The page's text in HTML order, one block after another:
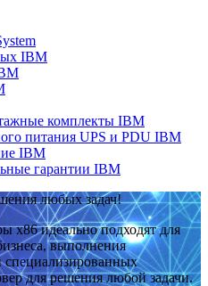
IBM
комплекты IBM
питания UPS и PDU IBM
IBM
гарантии IBM
любых задач!
x86 идеально подходят для
выполнения
специализированных
для решения любой задачи.